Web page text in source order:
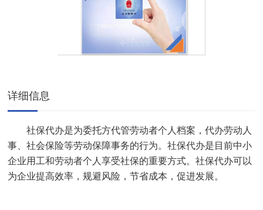
详细信息
社保代办是为委托方代管劳动者个人档案，代办劳动人
事、社会保险等劳动保障事务的行为。社保代办是目前中小
企业用工和劳动者个人享受社保的重要方式。社保代办可以
为企业提高效率，规避风险，节省成本，促进发展。